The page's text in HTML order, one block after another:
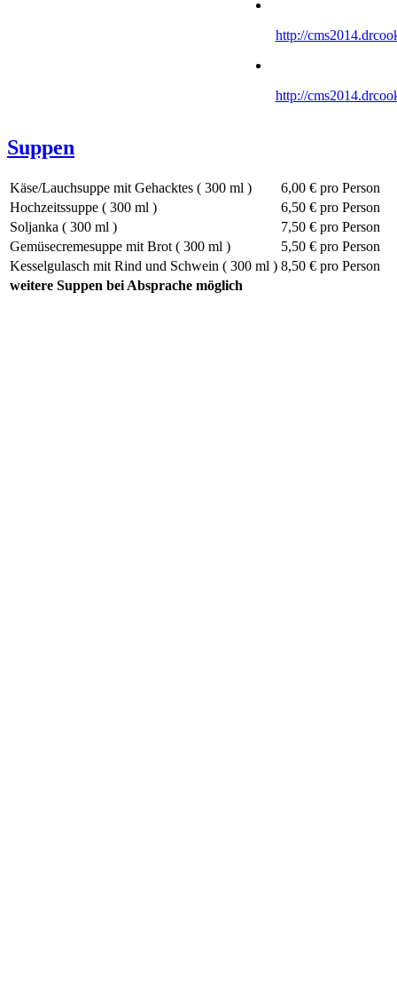
http://
http://
Suppen
Käse/Lauchsuppe mit Gehacktes ( 300 ml ) 6,00 € pro Person
Hochzeitssuppe ( 300 ml )
6,50 € pro Person
Soljanka ( 300 ml )
7,50 € pro Person
Gemüsecremesuppe mit Brot ( 300 ml )
5,50 € pro Person
Kesselgulasch mit Rind und Schwein ( 300 ml ) 8,50 € pro Person
weitere Suppen bei Absprache möglich